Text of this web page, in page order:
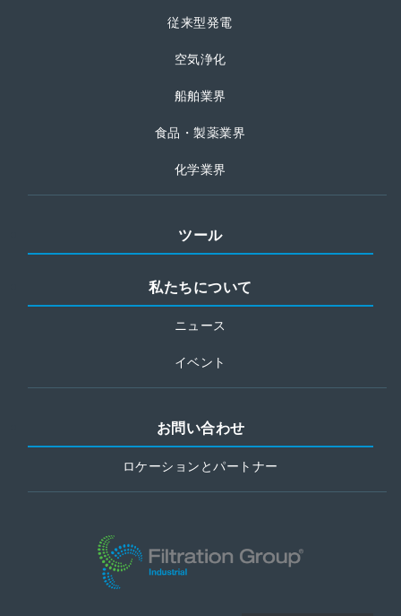
従来型発電
空気浄化
船舶業界
食品・製薬業界
化学業界
ツール
私たちについて
ニュース
イベント
お問い合わせ
ロケーションとパートナー